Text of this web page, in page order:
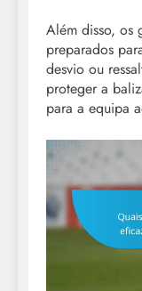
Além disso, os
preparados
desvio ou
proteger a
para a equipa